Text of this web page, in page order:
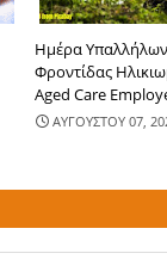
Ημέρα Υπαλλήλων
Φροντίδας
Aged Care
ΑΥΓΟΥΣΤΟΥ 07,